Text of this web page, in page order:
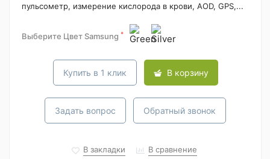
пульсометр, измерение кислорода в крови, AOD, GPS,...
Выберите Цвет Samsung *
Купить в 1 клик В корзину
Задать вопрос Обратный звонок
В закладки В сравнение